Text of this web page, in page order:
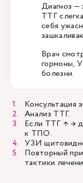
Диагноз —
ТТГ
себя
Врач
гормоны,
болезни.
Консультация
Анализ ТТГ.
Если ТТГ ↑ →
к ТПО.
УЗИ
Повторный
тактики